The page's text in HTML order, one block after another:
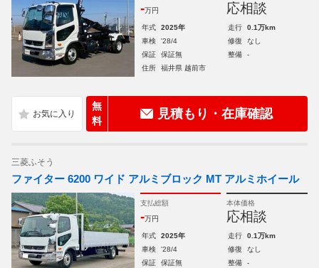
-万円 応相談
年式 2025年 走行
0.1万km
車検
'28/4 修復
なし
保証
保証無 整備
-
住所
福井県 越前市
無
料
見積もり・在庫確認
三菱ふそう
ファイター 6200 ワイド アルミブロック MT アルミホイール
支払総額
-万円
本体価格
応相談
年式 2025年 走行
0.1万km
車検
'28/4 修復
なし
保証
保証無 整備
-